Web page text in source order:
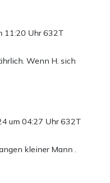
11:20 Uhr632T
Wenn H. sich
um 04:27 Uhr632T
kleiner Mann .